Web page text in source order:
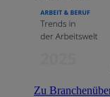
Zu